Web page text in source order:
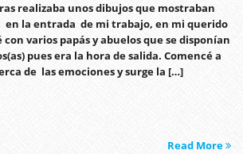
realizaba unos dibujos que mostraban
en la entrada de mi trabajo, en mi querido
varios papás y abuelos que se disponían
pues era la hora de salida. Comencé a
de las emociones y surge la […]
Read More